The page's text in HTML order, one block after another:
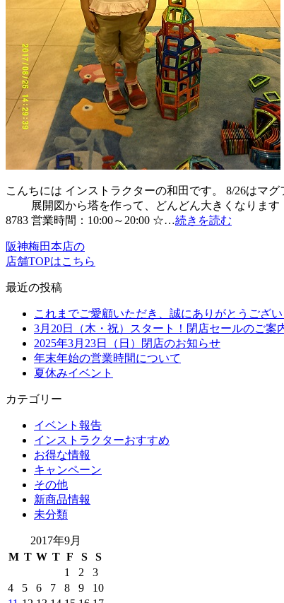
こんちには インストラクターの和田です。 8/26はマ
展開図から塔を作って、どんどん大きく
8783 営業時間：10:00～20:00 ☆…続きを読む
阪神梅田本店の
店舗TOPはこちら
最近の投稿
これまでご愛顧いただき、誠にありがとうござ
3月20日（木・祝）スタート！閉店セールのご案
2025年3月23日（日）閉店のお知らせ
年末年始の営業時間について
夏休みイベント
カテゴリー
イベント報告
インストラクターおすすめ
お得な情報
キャンペーン
その他
新商品情報
未分類
2017年9月
M T W T F S
S
1
2
3
4
5 6 7 8 9
10